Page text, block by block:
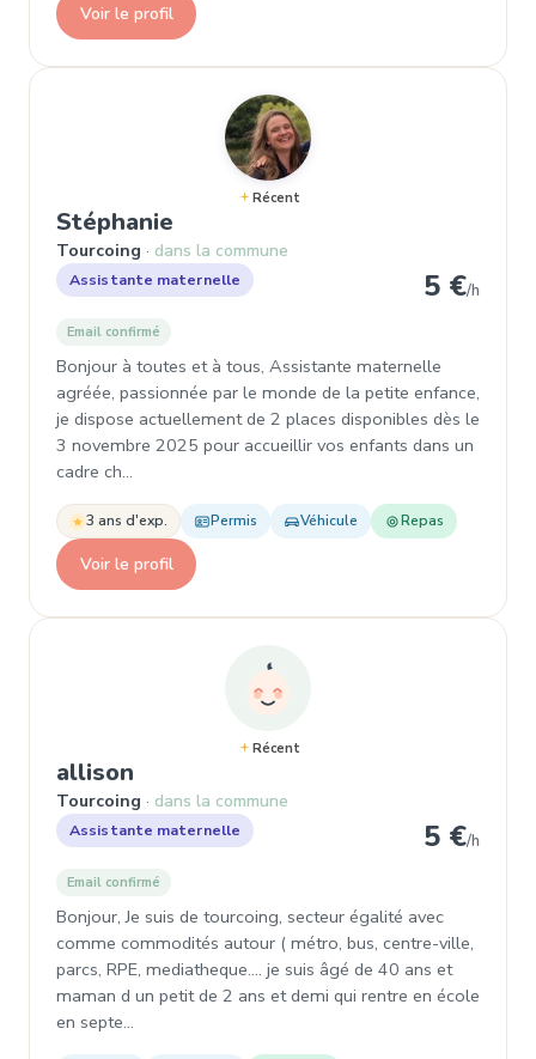
Voir le profil
Récent
Stéphanie
Tourcoing dans la commune
Assistante maternelle 5 €/h
Email confirmé
Bonjour à toutes et à tous, Assistante maternelle
agréée, passionnée par le monde de la petite enfance,
je dispose actuellement de 2 places disponibles dès le
3 novembre 2025 pour accueillir vos enfants dans un
cadre ch…
3 ans d'exp. Permis Véhicule Repas
Voir le profil
Récent
allison
Tourcoing dans la commune
Assistante maternelle 5 €/h
Email confirmé
Bonjour, Je suis de tourcoing, secteur égalité avec
comme commodités autour ( métro, bus, centre-ville,
parcs, RPE, mediatheque.... je suis âgé de 40 ans et
maman d un petit de 2 ans et demi qui rentre en école
en septe…